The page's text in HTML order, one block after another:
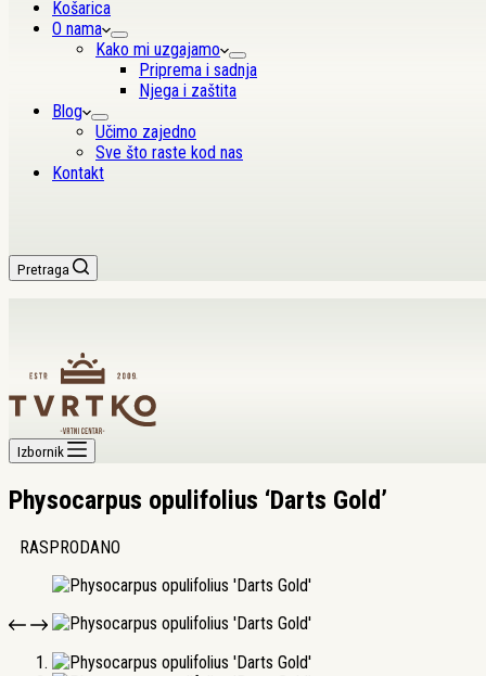
Košarica
O nama
Kako mi uzgajamo
Priprema i sadnja
Njega i zaštita
Blog
Učimo zajedno
Sve što raste kod nas
Kontakt
Pretraga
Izbornik
Physocarpus opulifolius ‘Darts Gold’
RASPRODANO